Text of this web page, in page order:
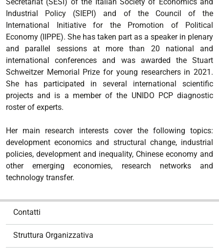
Industrial Policy (SIEPI) and of the Council of the
International Initiative for the Promotion of Political
Economy (IIPPE). She has taken part as a speaker in plenary
and parallel sessions at more than 20 national and
international conferences and was awarded the Stuart
Schweitzer Memorial Prize for young researchers in 2021.
She has participated in several international scientific
projects and is a member of the UNIDO PCP diagnostic
roster of experts.
Her main research interests cover the following topics:
development economics and structural change, industrial
policies, development and inequality, Chinese economy and
other emerging economies, research networks and
technology transfer.
Contatti
Struttura Organizzativa